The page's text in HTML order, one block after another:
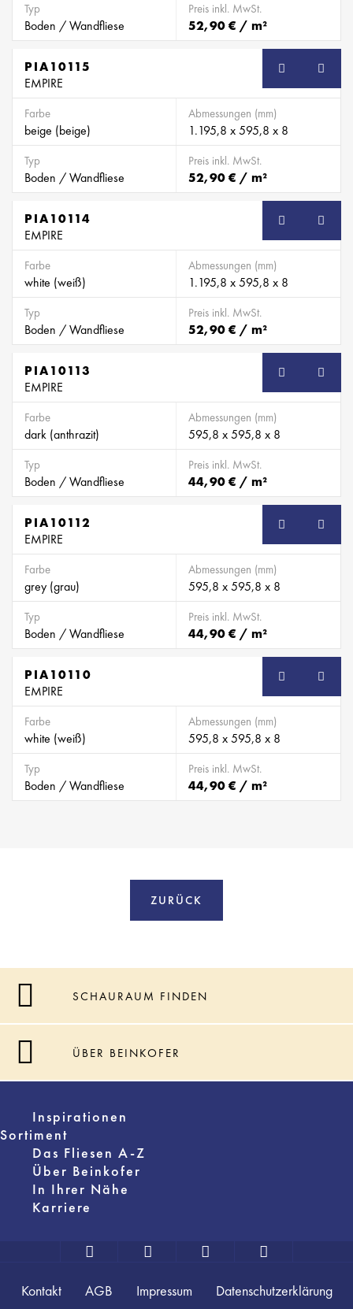
Typ
Boden / Wandfliese
Preis inkl. MwSt.
52,90 € / m²
PIA10115
EMPIRE
Farbe
beige (beige)
Abmessungen (mm)
1.195,8 x 595,8 x 8
Typ
Boden / Wandfliese
Preis inkl. MwSt.
52,90 € / m²
PIA10114
EMPIRE
Farbe
white (weiß)
Abmessungen (mm)
1.195,8 x 595,8 x 8
Typ
Boden / Wandfliese
Preis inkl. MwSt.
52,90 € / m²
PIA10113
EMPIRE
Farbe
dark (anthrazit)
Abmessungen (mm)
595,8 x 595,8 x 8
Typ
Boden / Wandfliese
Preis inkl. MwSt.
44,90 € / m²
PIA10112
EMPIRE
Farbe
grey (grau)
Abmessungen (mm)
595,8 x 595,8 x 8
Typ
Boden / Wandfliese
Preis inkl. MwSt.
44,90 € / m²
PIA10110
EMPIRE
Farbe
white (weiß)
Abmessungen (mm)
595,8 x 595,8 x 8
Typ
Boden / Wandfliese
Preis inkl. MwSt.
44,90 € / m²
ZURÜCK
SCHAURAUM FINDEN
ÜBER BEINKOFER
Inspirationen
Sortiment
Das Fliesen A-Z
Über Beinkofer
In Ihrer Nähe
Karriere
Kontakt AGB Impressum Datenschutzerklärung